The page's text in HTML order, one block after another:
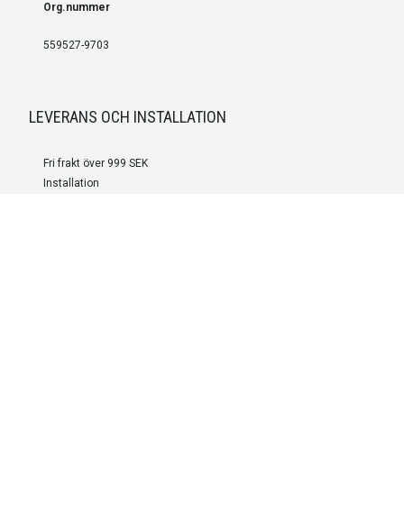
Org.nummer
559527-9703
LEVERANS OCH INSTALLATION
Fri frakt över 999 SEK
Installation